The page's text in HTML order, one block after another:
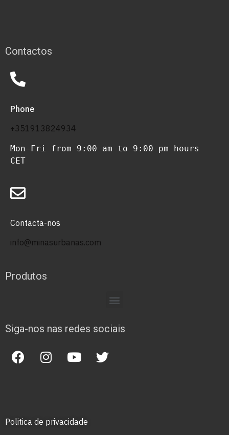
Contactos
Phone
+351913824934
Mon–Fri from 9:00 am to 9:00 pm hours
CET
Contacta-nos
info@minasurbanas.com
Produtos
Siga-nos nas redes sociais
Politica de privacidade